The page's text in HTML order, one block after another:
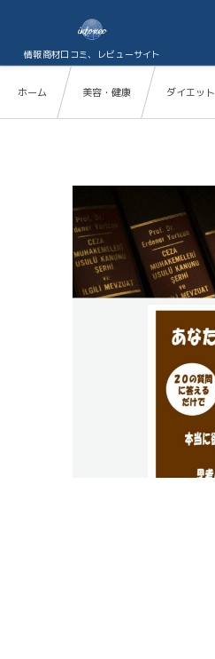
情報商材口コミ、レビューサイト
ホーム 美容・健康 ダイエット